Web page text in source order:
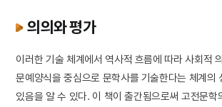
의의와 평가
이러한 기술 체계에서 역사적 흐름에 따라 사회적
문예양식을 중심으로 문학사를 기술한다는 체계의
있음을 알 수 있다. 이 책이 출간됨으로써 고전문학